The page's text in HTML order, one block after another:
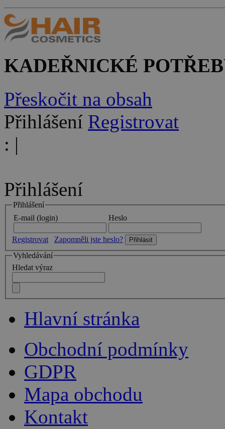
KADEŘNICKÉ
Přeskočit na obsah
Přihlášení Registrovat
: |
Přihlášení
Přihlášení
E-mail (login)
Heslo
Registrovat
Zapomněli jste heslo?
Vyhledávání
Hledat výraz
Hlavní stránka
Obchodní podmínky
GDPR
Mapa obchodu
Kontakt